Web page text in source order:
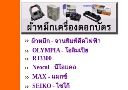
ผ้าหมึก - จานพิมพ์ดีดไฟฟ้า
OLYMPIA - โอลิมเปีย
RJ3300
Neocal - นีโอแคล
MAX - แมกซ์
SEIKO - ไซโก้